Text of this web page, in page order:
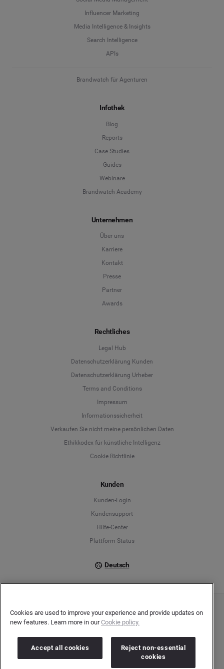
Influencer Marketing
Media Intelligence & Insights
Search Intelligence
APIs
Brandwatch für Agenturen
Infothek
Blog
Reports
Case Studies
Guides
Webinare
Brandwatch Academy
Unternehmen
Über uns
Karriere
Kontakt
Presse
Partner
Awards
Rechtliches
Legal Hub
Datenschutzerklärung Kunden
Datenschutzerklärung Urheber
Terms and Conditions
Impressum
Informationssicherheit
Verkaufen Sie nicht meine persönlichen Daten
Ethikkodex für künstliche Intelligenz
Cookie Richtlinie
Kunden
Kunden-Login
Kundensupport
Hilfe-Center
Plattform Status
Deutsch
Deutsch
English
Copyright © 2026 Brandwatch. Alle Rechte vorbehalten. De-Saint-Exupéry-Straße 10,
60549 Frankfurt/Main
Umsatzsteuer-Identifikationsnummer: DE278408482
Cookies are used to improve your experience and provide updates on
new features. Learn more in ourCookie policy.
Accept all cookies
Reject non-essential
cookies